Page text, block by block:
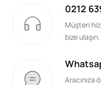
0212
Müşteri
bize ulaşın.
Aracınıza